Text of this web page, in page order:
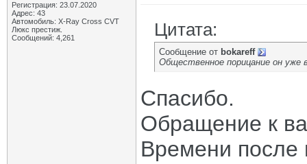
Регистрация: 23.07.2020
Адрес: 43
Автомобиль: X-Ray Cross CVT
Люкс престиж.
Сообщений: 4,261
Цитата:
Сообщение от bokareff
Общественное порицание он уже
Спасибо.
Обращение к
Времени после